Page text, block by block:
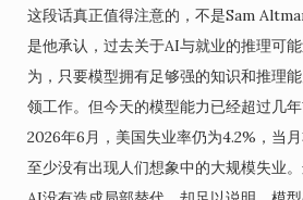
这段话真正值得注意的，不是Sam
是他承认，过去关于AI与就业的推理可
为，只要模型拥有足够强的知识和推理
领工作。但今天的模型能力已经超过几
2026年6月，美国失业率仍为4.2%，当
至少没有出现人们想象中的大规模失业